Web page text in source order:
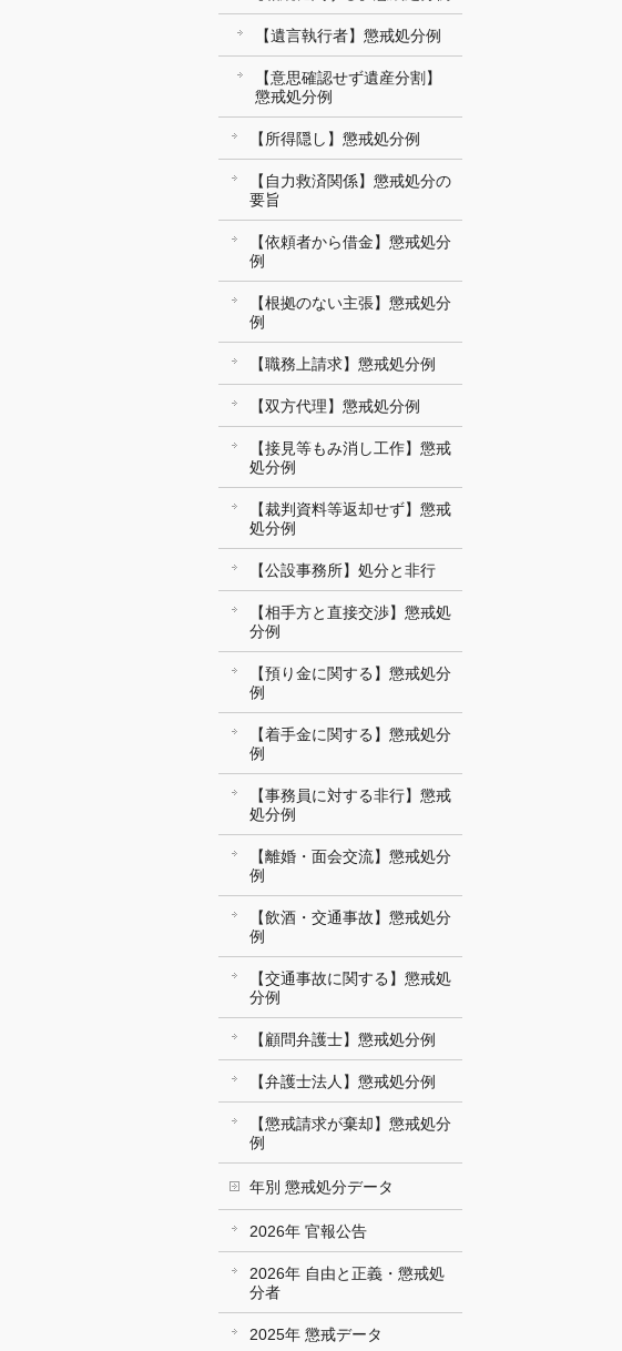
【遺言執行者】懲戒処分例
【意思確認せず遺産分割】
懲戒処分例
【所得隠し】懲戒処分例
【自力救済関係】懲戒処分の
要旨
【依頼者から借金】懲戒処分
例
【根拠のない主張】懲戒処分
例
【職務上請求】懲戒処分例
【双方代理】懲戒処分例
【接見等もみ消し工作】懲戒
処分例
【裁判資料等返却せず】懲戒
処分例
【公設事務所】処分と非行
【相手方と直接交渉】懲戒処
分例
【預り金に関する】懲戒処分
例
【着手金に関する】懲戒処分
例
【事務員に対する非行】懲戒
処分例
【離婚・面会交流】懲戒処分
例
【飲酒・交通事故】懲戒処分
例
【交通事故に関する】懲戒処
分例
【顧問弁護士】懲戒処分例
【弁護士法人】懲戒処分例
【懲戒請求が棄却】懲戒処分
例
年別 懲戒処分データ
2026年 官報公告
2026年 自由と正義・懲戒処
分者
2025年 懲戒データ